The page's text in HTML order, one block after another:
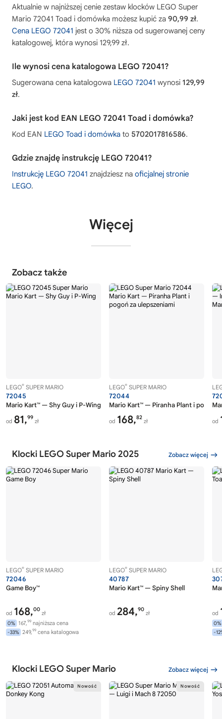
Aktualnie w najniższej cenie zestaw klocków LEGO Super
Mario 72041 Toad i domówka możesz kupić za 90,99 zł.
Cena LEGO 72041 jest o 30% niższa od sugerowanej ceny
katalogowej, która wynosi 129,99 zł.
Ile wynosi cena katalogowa LEGO 72041?
Sugerowana cena katalogowa LEGO 72041 wynosi 129,99
zł.
Jaki jest kod EAN LEGO 72041 Toad i domówka?
Kod EAN LEGO Toad i domówka to 5702017816586.
Gdzie znajdę instrukcję LEGO 72041?
Instrukcję LEGO 72041 znajdziesz na oficjalnej stronie
LEGO.
Więcej
Zobacz także
LEGO® SUPER MARIO
72045
Mario Kart™ — Shy Guy i P-Wing
od 81,99
zł
LEGO® SUPER MARIO
72044
Mario Kart™ — Piranha Plant i pogoń
od 168,82
zł od
Klocki LEGO Super Mario 2025 Zobacz więcej
LEGO® SUPER MARIO
72046
Game Boy™
od 168,00
zł
0% 167,99 najniższa cena
-33% 249,99 cena katalogowa
LEGO® SUPER MARIO
40787
Mario Kart™ — Spiny Shell
od 284,90
zł od
0%
-
Klocki LEGO Super Mario Zobacz więcej